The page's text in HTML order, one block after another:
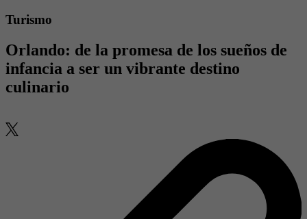
Turismo
Orlando: de la promesa de los sueños de
infancia a ser un vibrante destino
culinario